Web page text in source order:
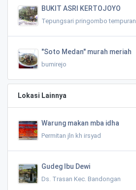
BUKIT ASRI KERTOJOYO
Tepungsari pringombo tempuran
"Soto Medan" murah meriah
bumirejo
Lokasi Lainnya
Warung makan mba idha
Permitan jln kh irsyad
Gudeg Ibu Dewi
Ds. Trasan Kec. Bandongan